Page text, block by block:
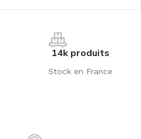
14k produits
Stock en France